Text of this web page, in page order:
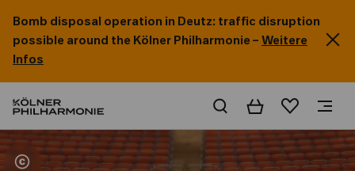
Bomb disposal operation in Deutz: traffic disruption
possible around the Kölner Philharmonie – Weitere
Infos
BasketWishlist
Home